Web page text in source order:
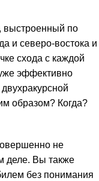
выстроенный по
и северо-востока и
схода с каждой
эффективно
образом? Когда?
не
деле. Вы также
без понимания